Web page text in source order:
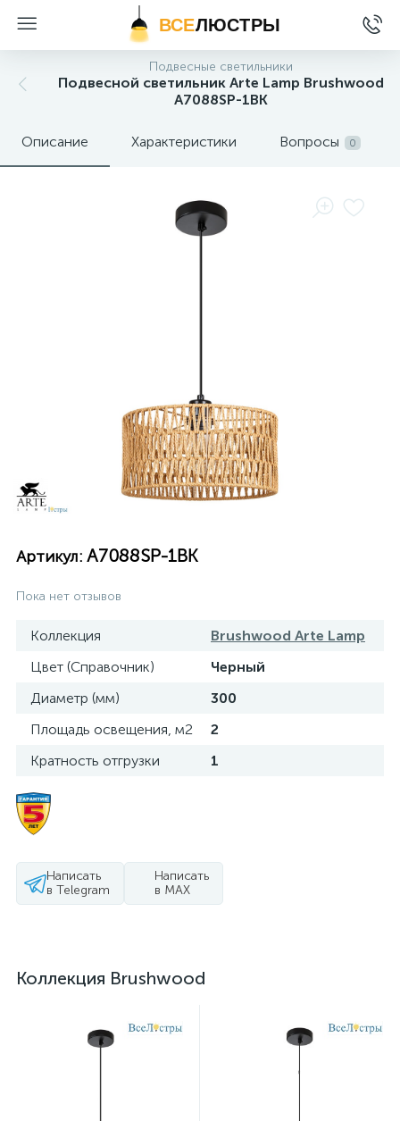
ВСЕЛЮСТРЫ
Подвесные светильники
Подвесной светильник Arte Lamp Brushwood
A7088SP-1BK
Описание Характеристики Вопросы 0
Артикул: A7088SP-1BK
Пока нет отзывов
Коллекция
Brushwood Arte Lamp
Цвет (Справочник)
Черный
Диаметр (мм)
300
Площадь освещения, м2
2
Кратность отгрузки
1
Написать
в Telegram
Написать
в MAX
Коллекция Brushwood